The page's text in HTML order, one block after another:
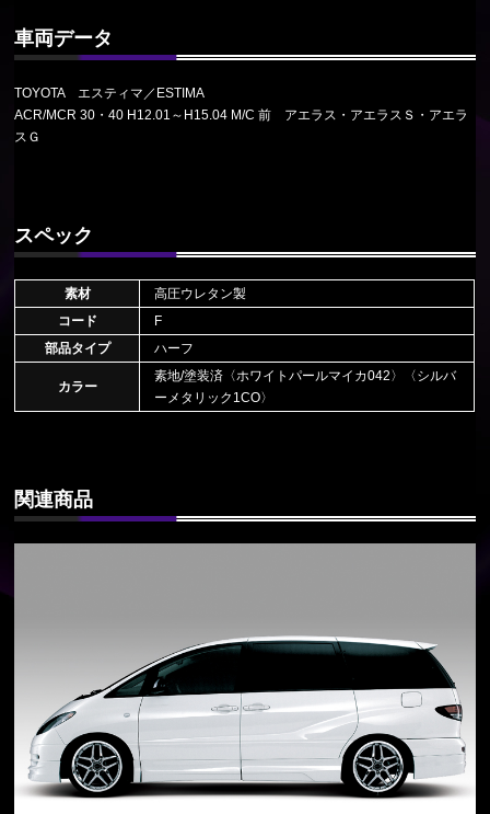
車両データ
TOYOTA エスティマ／ESTIMA
ACR/MCR 30・40 H12.01～H15.04 M/C 前 アエラス・アエラスＳ・アエラ
スＧ
スペック
素材
高圧ウレタン製
コード
F
部品タイプ
ハーフ
カラー
素地/塗装済〈ホワイトパールマイカ042〉〈シルバ
ーメタリック1CO〉
関連商品